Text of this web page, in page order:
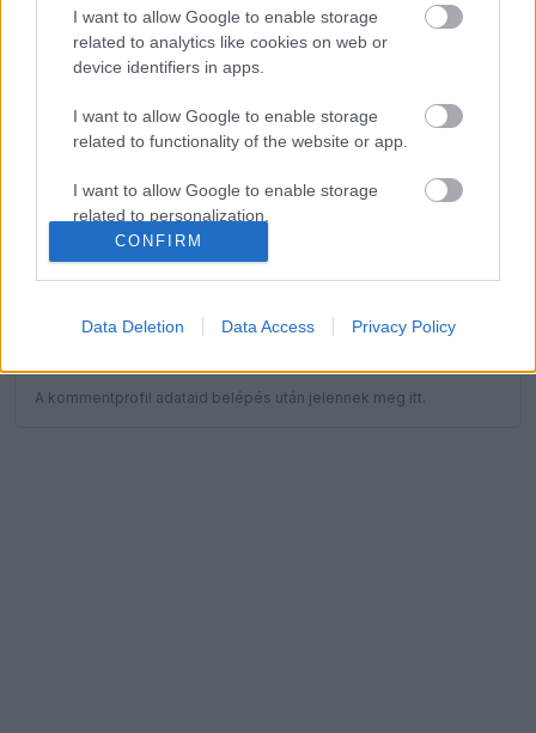
I want to allow Google to enable storage
related to analytics like cookies on web or
device identifiers in apps.
I want to allow Google to enable storage
related to functionality of the website or app.
I want to allow Google to enable storage
related to personalization.
I want to allow Google to enable storage
functionality and fraud prevention, and other
CONFIRM
Data Deletion Data Access Privacy Policy
Bulltól
Bankot robbanthat a Ferrari Max Verstappen
megszerzéséért
Különleges hangulat vár Antonellire
Monzában, nem mindenki neki szurkol
Fernando Alonso jövőjéről
KOMMENTPROFIL
A kommentprofil adataid belépés után jelennek meg itt.